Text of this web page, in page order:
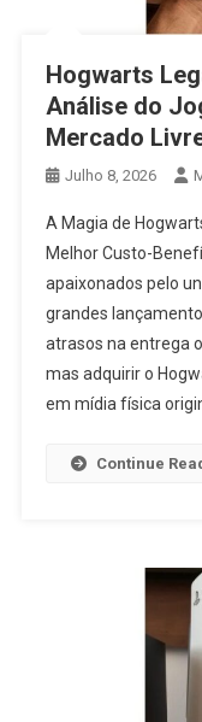
Hogwarts
Análise do
Mercado
Julho 8, 2026
A Magia de
Melhor Custo-
apaixonados pelo
grandes
atrasos na entrega
mas adquirir o
em mídia física
Continue